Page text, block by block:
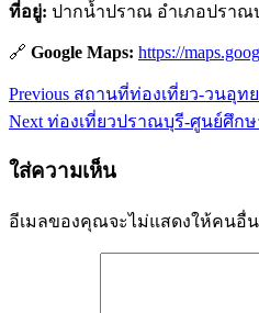
ที่อยู่: ปากน้ำปราณ อำเภอปราณ
🔗 Google Maps: https://
แนะแนว
Previous Previous
post:
สถานที่ท่องเที่ยว-วนอุท
Next Next
post:
ท่องเที่ยวปราณบุรี-ศูนย์ศึกษ
ใส่ความเห็น
อีเมลของคุณจะไม่แสดงให้คนอื่